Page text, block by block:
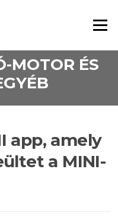
Menü
MOTOR ÉS
app, amely
a MINI-